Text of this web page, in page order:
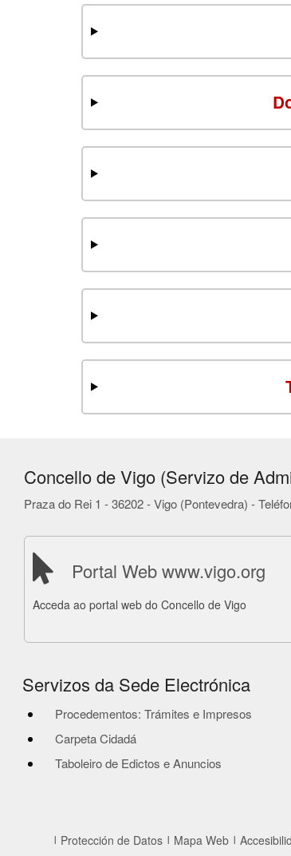
Concello de Vigo (Servizo de
Praza do Rei 1 - 36202 - Vigo (Pontevedra) -
Portal Web www.vigo.org
Acceda ao portal web do Concello de Vigo
Servizos da Sede Electrónica
Procedementos: Trámites e Impresos
Carpeta Cidadá
Taboleiro de Edictos e Anuncios
Protección de Datos Mapa Web